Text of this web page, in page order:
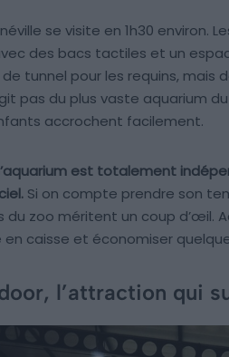
se visite en 1h30 environ.
des bacs tactiles et un
tunnel pour les requins, mais
pas du plus vaste aquarium
accrochent facilement.
est totalement
Si on compte prendre son
du zoo méritent un coup d’œil.
en caisse et économiser
l’attraction qui